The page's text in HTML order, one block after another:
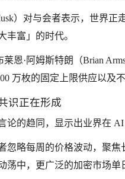
）对与会者表示，世界
丰富」的时代。
莱恩·阿姆斯特朗（Brian
万枚的固定上限供应以及
识正在形成
论的趋同，显示出业界在
忽略每周的价格波动，聚
荡中，更广泛的加密市场单